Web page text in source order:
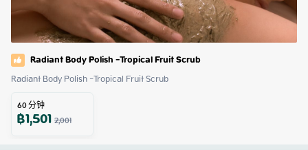
Radiant Body Polish -Tropical Fruit Scrub
Radiant Body Polish -Tropical Fruit Scrub
60分钟
฿1,5012,001